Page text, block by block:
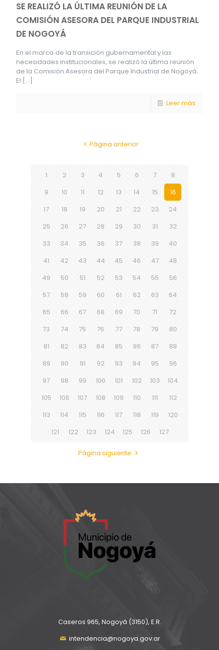
SE REALIZÓ LA ÚLTIMA REUNIÓN DE LA
COMISIÓN ASESORA DEL PARQUE INDUSTRIAL
DE NOGOYÁ
En el marco de la transición gubernamental y las
necesidades institucionales, se realizó la última reunión
de la Comisión Asesora del Parque Industrial de Nogoyá.
El […]
Leer más
Página anterior
1 2 3 4 5 6 7
8
9
10 11 12 13 14 15
16
17
18 19 20 21 22 23
24
25
26 27 28 29 30 31
32
33
34 35 36 37 38 39
40
41
42 43 44 45 46 47
48
49
50 51 52 53 54 55
56
57
58 59 60 61 62 63
64
65
66 67 68 69 70 71
72
73
74 75 76 77 78 79
80
81
82 83 84 85 86 87
88
89
90 91 92 93 94 95
96
97
98 99 100 101 102 103
104
105
106 107 108 109 110 111
112
113
114 115 116 117 118 119
120
121
122 123 124 125 126 127
Página siguiente
Caseros 965, Nogoyá (3150), E.R.
intendencia@nogoya.gov.ar